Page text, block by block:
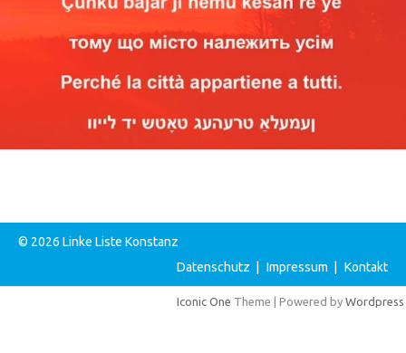
© 2026 Linke Liste Konstanz
Datenschutz | Impressum | Kontakt
Iconic One Theme | Powered by Wordpress